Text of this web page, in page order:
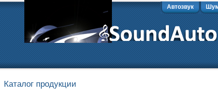
Автозвук
Каталог продукции